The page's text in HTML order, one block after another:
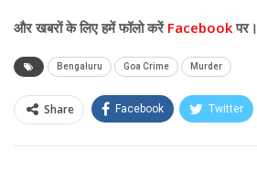
औरखबरों के लिए हमें फॉलो करेंFacebookपर।
Bengaluru Goa Crime Murder
Share Facebook Twitter